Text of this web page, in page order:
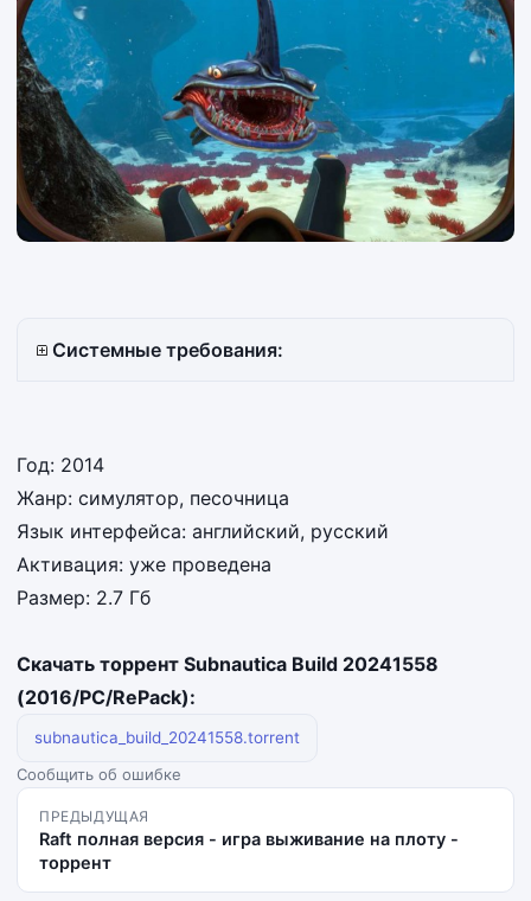
Системные требования:
Год: 2014
Жанр: симулятор, песочница
Язык интерфейса: английский, русский
Активация: уже проведена
Размер: 2.7 Гб
Скачать торрент Subnautica Build 20241558
(2016/PC/RePack):
subnautica_build_20241558.torrent
Сообщить об ошибке
ПРЕДЫДУЩАЯ
Raft полная версия - игра выживание на плоту -
торрент